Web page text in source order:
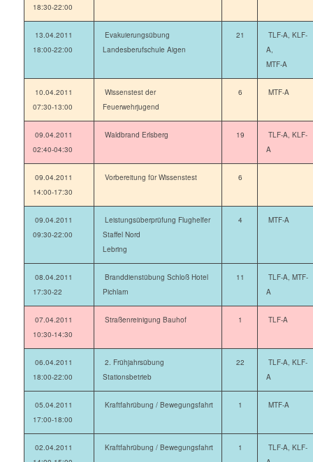
18:30-22:00
13.04.2011
18:00-22:00
Evakuierungsübung
Landesberufschule Aigen
21
TLF-A, KLF-
A,
MTF-A
10.04.2011
07:30-13:00
Wissenstest der
Feuerwehrjugend
6 MTF-A
09.04.2011
02:40-04:30
Waldbrand Erlsberg 19
TLF-A, KLF-
A
09.04.2011
14:00-17:30
Vorbereitung für Wissenstest 6
09.04.2011
09:30-22:00
Leistungsüberprüfung Flughelfer
Staffel Nord
Lebring
4 MTF-A
08.04.2011
17:30-22
Branddienstübung Schloß Hotel
Pichlarn
11
TLF-A, MTF-
A
07.04.2011
10:30-14:30
Straßenreinigung Bauhof 1 TLF-A
06.04.2011
18:00-22:00
2. Frühjahrsübung
Stationsbetrieb
22
TLF-A, KLF-
A
05.04.2011
17:00-18:00
Kraftfahrübung / Bewegungsfahrt 1 MTF-A
02.04.2011
Kraftfahrübung / Bewegungsfahrt 1
TLF-A, KLF-